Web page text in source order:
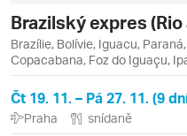
Brazilský expres (Rio
Brazílie, Bolívie, Iguacu,
Copacabana, Foz do Iguaçu,
Čt 19. 11. – Pá 27. 11. (9
Praha snídaně